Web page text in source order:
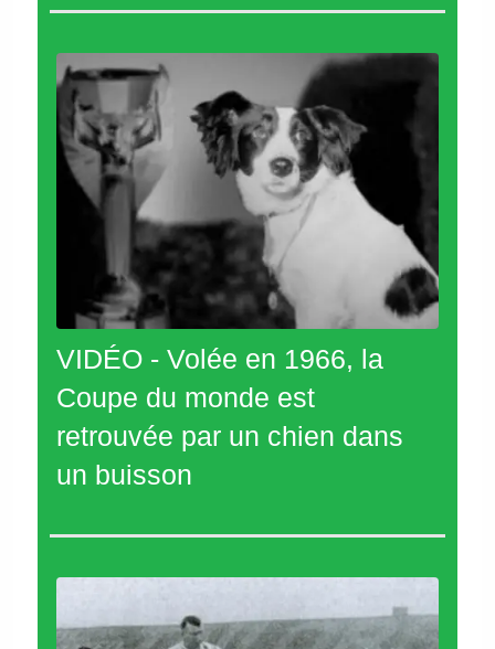
VIDÉO - Volée en 1966, la
Coupe du monde est
retrouvée par un chien dans
un buisson